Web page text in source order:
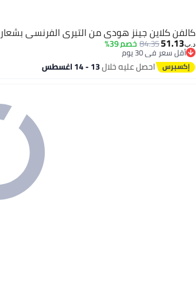
كالفن كلاين جينز هودي من التيري الفرنسي بشعار
د.ب‏51.13
84.35خصم 39%
أقل سعر في 30 يوم
أقل سعر في 30 يوماحصل عليه خلال13 - 14 اغسطس